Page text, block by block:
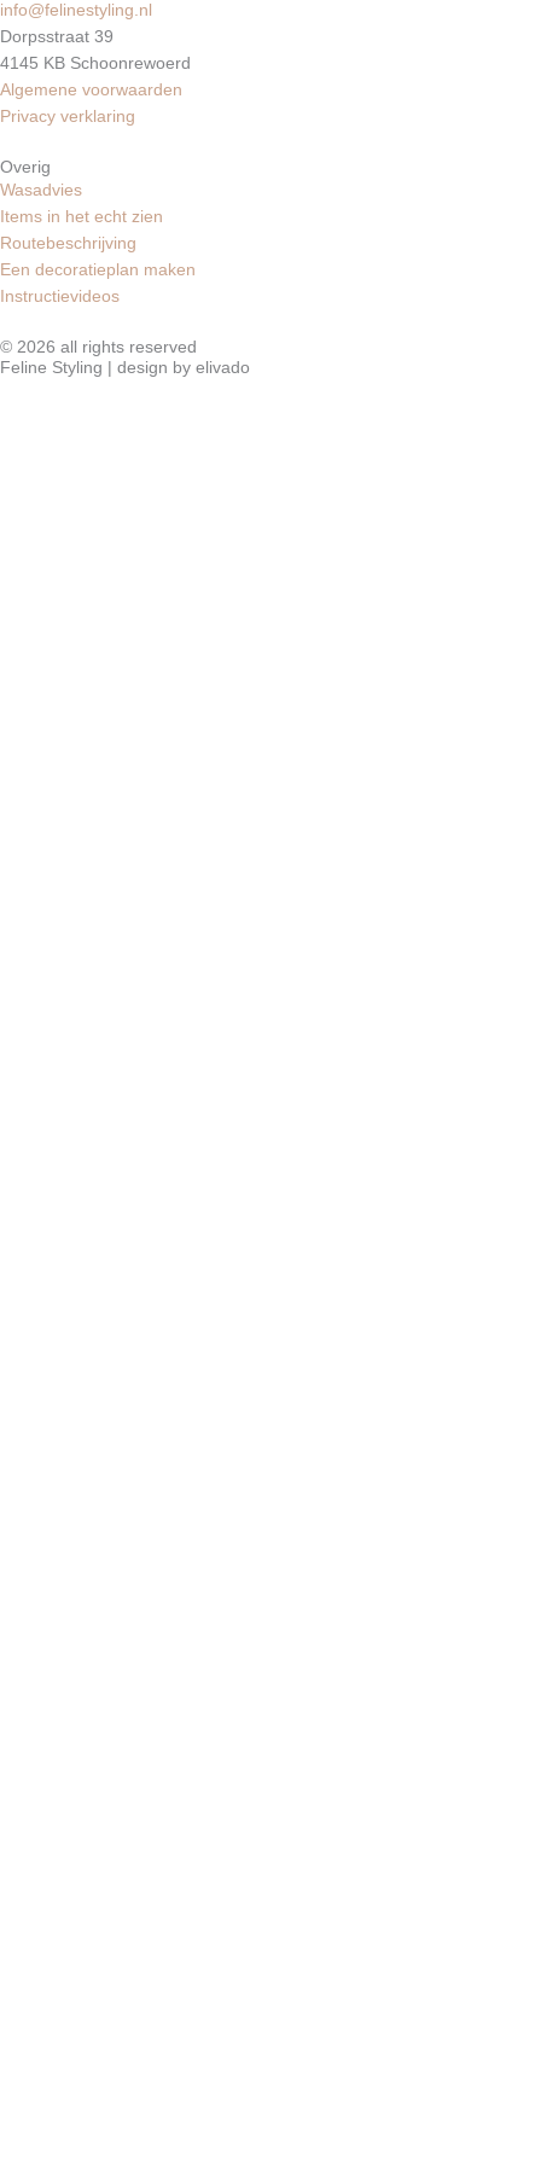
t
m
info@felinestyling.nl
Dorpsstraat 39
4145 KB Schoonrewoerd
Algemene voorwaarden
Privacy verklaring
Overig
Wasadvies
Items in het echt zien
Routebeschrijving
Een decoratieplan maken
Instructievideos
© 2026 all rights reserved
Feline Styling | design by elivado